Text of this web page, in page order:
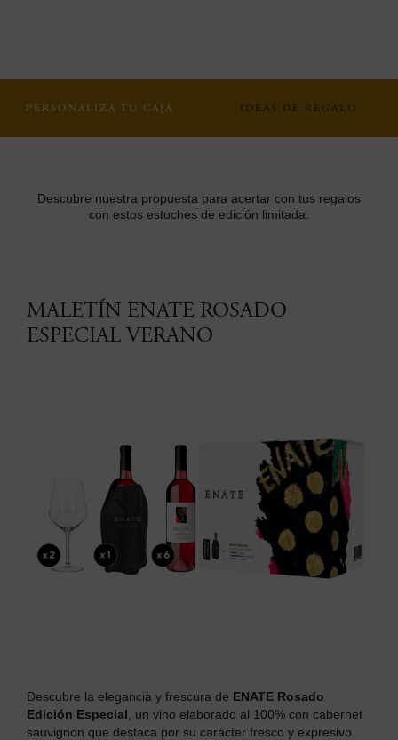
PERSONALIZA TU CAJA IDEAS DE REGALO
Descubre nuestra propuesta para acertar con tus regalos
con estos estuches de edición limitada.
MALETÍN ENATE ROSADO
ESPECIAL VERANO
Descubre la elegancia y frescura de ENATE Rosado
Edición Especial , un vino elaborado al 100% con cabernet
sauvignon que destaca por su carácter fresco y expresivo.